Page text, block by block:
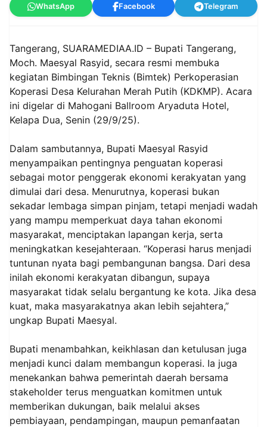
WhatsApp Facebook Telegram
Tangerang, SUARAMEDIAA.ID – Bupati Tangerang,
Moch. Maesyal Rasyid, secara resmi membuka
kegiatan Bimbingan Teknis (Bimtek) Perkoperasian
Koperasi Desa Kelurahan Merah Putih (KDKMP). Acara
ini digelar di Mahogani Ballroom Aryaduta Hotel,
Kelapa Dua, Senin (29/9/25).
Dalam sambutannya, Bupati Maesyal Rasyid
menyampaikan pentingnya penguatan koperasi
sebagai motor penggerak ekonomi kerakyatan yang
dimulai dari desa. Menurutnya, koperasi bukan
sekadar lembaga simpan pinjam, tetapi menjadi wadah
yang mampu memperkuat daya tahan ekonomi
masyarakat, menciptakan lapangan kerja, serta
meningkatkan kesejahteraan. “Koperasi harus menjadi
tuntunan nyata bagi pembangunan bangsa. Dari desa
inilah ekonomi kerakyatan dibangun, supaya
masyarakat tidak selalu bergantung ke kota. Jika desa
kuat, maka masyarakatnya akan lebih sejahtera,”
ungkap Bupati Maesyal.
Bupati menambahkan, keikhlasan dan ketulusan juga
menjadi kunci dalam membangun koperasi. Ia juga
menekankan bahwa pemerintah daerah bersama
stakeholder terus menguatkan komitmen untuk
memberikan dukungan, baik melalui akses
pembiayaan, pendampingan, maupun pemanfaatan